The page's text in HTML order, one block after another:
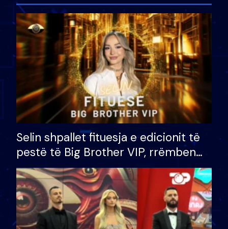
Selin shpallet fituesja e edicionit të
pestë të Big Brother VIP, rrëmben
çmimin e madh prej 100 mijë eurosh